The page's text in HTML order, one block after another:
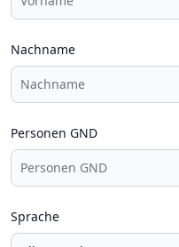
Nachname
Personen GND
Sprache